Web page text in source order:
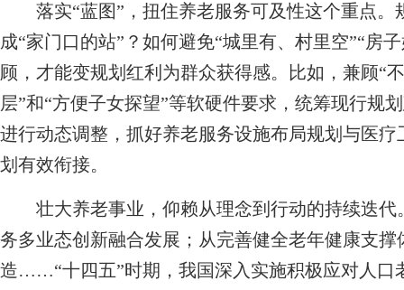
落实“蓝图”，扭住养老服务可及性这个重点。
成“家门口的站”？如何避免“城里有、村里空”“房
顾，才能变规划红利为群众获得感。比如，兼顾“
层”和“方便子女探望”等软硬件要求，统筹现行规
进行动态调整，抓好养老服务设施布局规划与医
划有效衔接。
壮大养老事业，仰赖从理念到行动的持续迭代
务多业态创新融合发展；从完善健全老年健康支
造……“十四五”时期，我国深入实施积极应对人口